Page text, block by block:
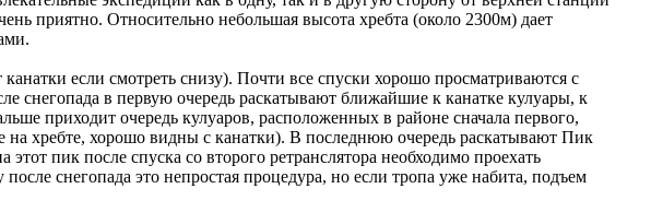
приятно. Относительно небольшая высота хребта (около 2300м) дает
канатки если смотреть снизу). Почти все спуски хорошо просматриваются с
снегопада в первую очередь раскатывают ближайшие к канатке кулуары, к
приходит очередь кулуаров, расположенных в районе сначала первого,
на хребте, хорошо видны с канатки). В последнюю очередь раскатывают Пик
пик после спуска со второго ретранслятора необходимо проехать
снегопада это непростая процедура, но если тропа уже набита, подъем